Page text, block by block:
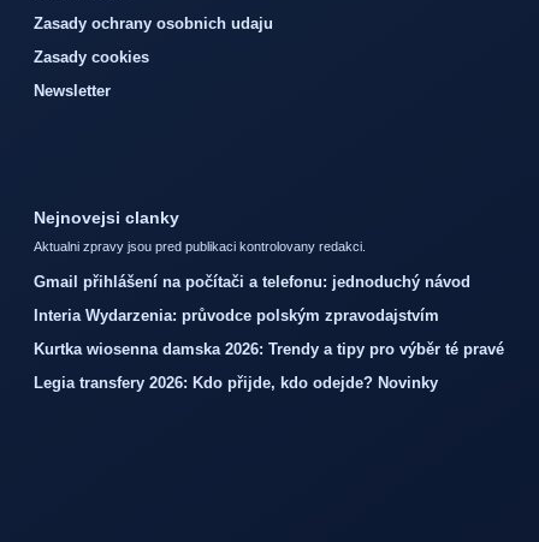
Zasady ochrany osobnich udaju
Zasady cookies
Newsletter
Nejnovejsi clanky
Aktualni zpravy jsou pred publikaci kontrolovany redakci.
Gmail přihlášení na počítači a telefonu: jednoduchý návod
Interia Wydarzenia: průvodce polským zpravodajstvím
Kurtka wiosenna damska 2026: Trendy a tipy pro výběr té pravé
Legia transfery 2026: Kdo přijde, kdo odejde? Novinky